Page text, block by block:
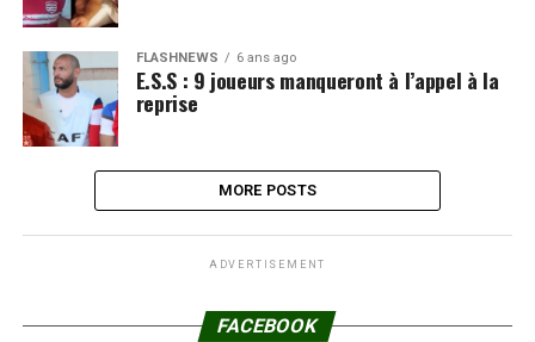
FLASHNEWS 6 ans ago
E.S.S : 9 joueurs manqueront à l’appel à la
reprise
MORE POSTS
ADVERTISEMENT
FACEBOOK